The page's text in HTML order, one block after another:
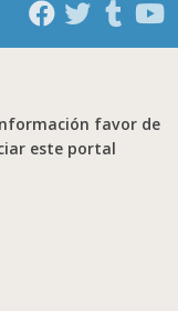
favor de
este portal